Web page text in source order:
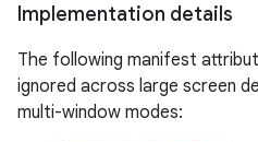
Implementation details
The following manifest
ignored across large screen
multi-window modes: